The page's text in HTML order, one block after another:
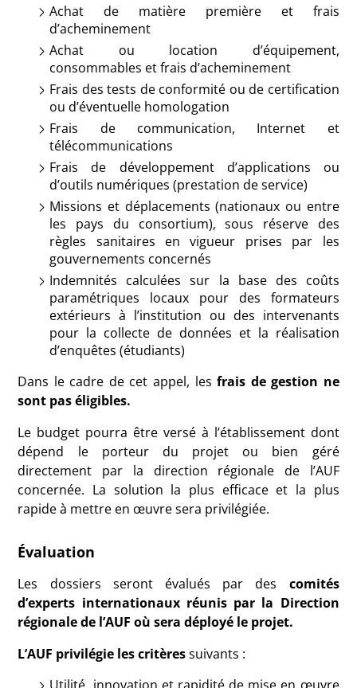
Achat de matière première et frais
d’acheminement
Achat ou location d’équipement,
consommables et frais d’acheminement
Frais des tests de conformité ou de certification
ou d’éventuelle homologation
Frais de communication, Internet et
télécommunications
Frais de développement d’applications ou
d’outils numériques (prestation de service)
Missions et déplacements (nationaux ou entre
les pays du consortium), sous réserve des
règles sanitaires en vigueur prises par les
gouvernements concernés
Indemnités calculées sur la base des coûts
paramétriques locaux pour des formateurs
extérieurs à l’institution ou des intervenants
pour la collecte de données et la réalisation
d’enquêtes (étudiants)
Dans le cadre de cet appel, les frais de gestion ne
sont pas éligibles.
Le budget pourra être versé à l’établissement dont
dépend le porteur du projet ou bien géré
directement par la direction régionale de l’AUF
concernée. La solution la plus efficace et la plus
rapide à mettre en œuvre sera privilégiée.
Évaluation
Les dossiers seront évalués par des
comités
d’experts internationaux réunis par la Direction
régionale de l’AUF où sera déployé le projet.
L’AUF privilégie les critères suivants :